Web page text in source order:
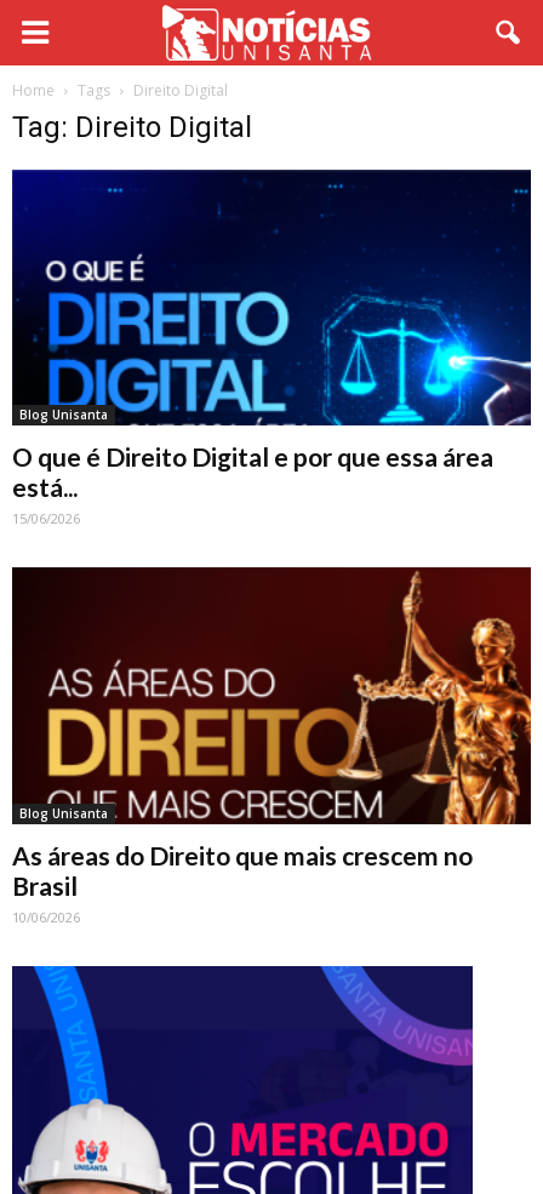
Home Tags Direito Digital
Tag: Direito Digital
Blog Unisanta
O que é Direito Digital e por que essa área
está...
15/06/2026
Blog Unisanta
As áreas do Direito que mais crescem no
Brasil
10/06/2026